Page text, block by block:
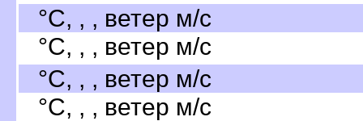
°C, , , ветер м/с
°C, , , ветер м/с
°C, , , ветер м/с
°C, , , ветер м/с